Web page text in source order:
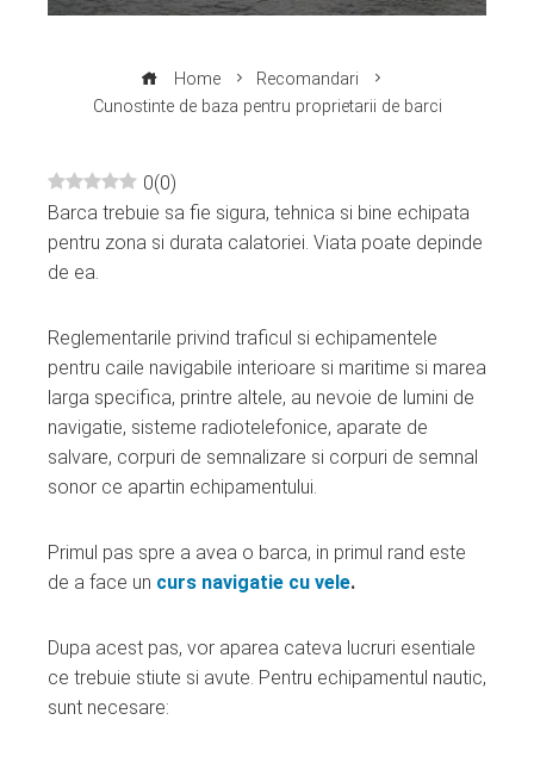
Home
Recomandari
Cunostinte de baza pentru proprietarii de barci
0(0)
Barca trebuie sa fie sigura, tehnica si bine echipata
pentru zona si durata calatoriei. Viata poate depinde
de ea.
Reglementarile privind traficul si echipamentele
pentru caile navigabile interioare si maritime si marea
larga specifica, printre altele, au nevoie de lumini de
navigatie, sisteme radiotelefonice, aparate de
salvare, corpuri de semnalizare si corpuri de semnal
sonor ce apartin echipamentului.
Primul pas spre a avea o barca, in primul rand este
de a face un curs navigatie cu vele.
Dupa acest pas, vor aparea cateva lucruri esentiale
ce trebuie stiute si avute. Pentru echipamentul nautic,
sunt necesare: